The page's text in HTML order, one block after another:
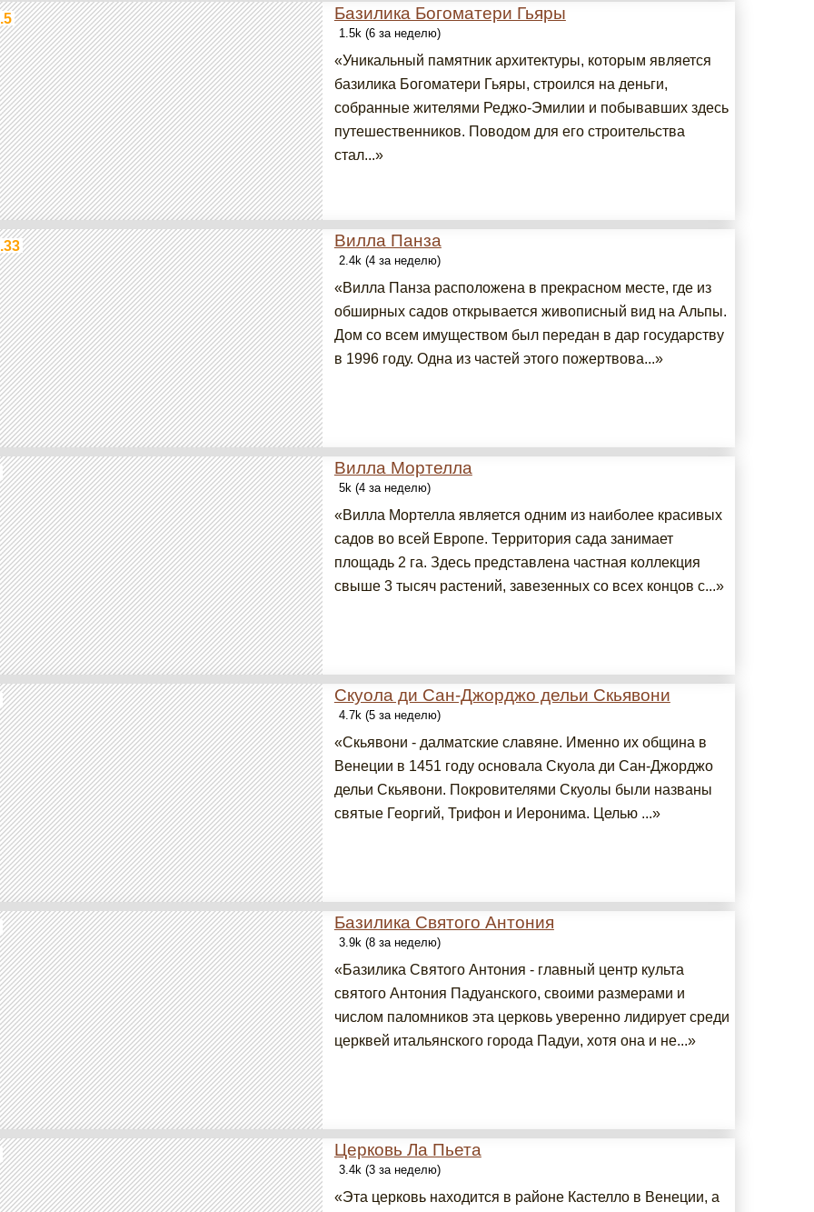
Базилика Богоматери Гьяры
1.5k (6 за неделю)
«Уникальный памятник архитектуры, которым является
базилика Богоматери Гьяры, строился на деньги,
собранные жителями Реджо-Эмилии и побывавших здесь
путешественников. Поводом для его строительства
стал...»
Вилла Панза
2.4k (4 за неделю)
«Вилла Панза расположена в прекрасном месте, где из
обширных садов открывается живописный вид на Альпы.
Дом со всем имуществом был передан в дар государству
в 1996 году. Одна из частей этого пожертвова...»
Вилла Мортелла
5k (4 за неделю)
«Вилла Мортелла является одним из наиболее красивых
садов во всей Европе. Территория сада занимает
площадь 2 га. Здесь представлена частная коллекция
свыше 3 тысяч растений, завезенных со всех концов с...»
Скуола ди Сан-Джорджо дельи Скьявони
4.7k (5 за неделю)
«Скьявони - далматские славяне. Именно их община в
Венеции в 1451 году основала Скуола ди Сан-Джорджо
дельи Скьявони. Покровителями Скуолы были названы
святые Георгий, Трифон и Иеронима. Целью ...»
Базилика Святого Антония
3.9k (8 за неделю)
«Базилика Святого Антония - главный центр культа
святого Антония Падуанского, своими размерами и
числом паломников эта церковь уверенно лидирует среди
церквей итальянского города Падуи, хотя она и не...»
Церковь Ла Пьета
3.4k (3 за неделю)
«Эта церковь находится в районе Кастелло в Венеции, а